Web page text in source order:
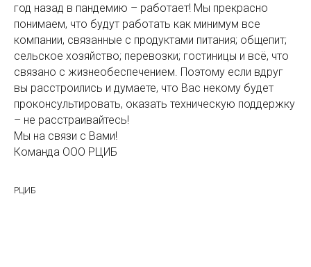
год назад в пандемию – работает! Мы прекрасно
понимаем, что будут работать как минимум все
компании, связанные с продуктами питания; общепит;
сельское хозяйство; перевозки; гостиницы и всё, что
связано с жизнеобеспечением. Поэтому если вдруг
вы расстроились и думаете, что Вас некому будет
проконсультировать, оказать техническую поддержку
– не расстраивайтесь!
Мы на связи с Вами!
Команда ООО РЦИБ
РЦИБ